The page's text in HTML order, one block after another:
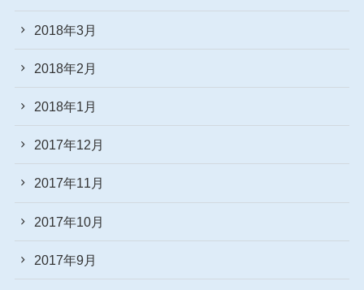
2018年3月
2018年2月
2018年1月
2017年12月
2017年11月
2017年10月
2017年9月